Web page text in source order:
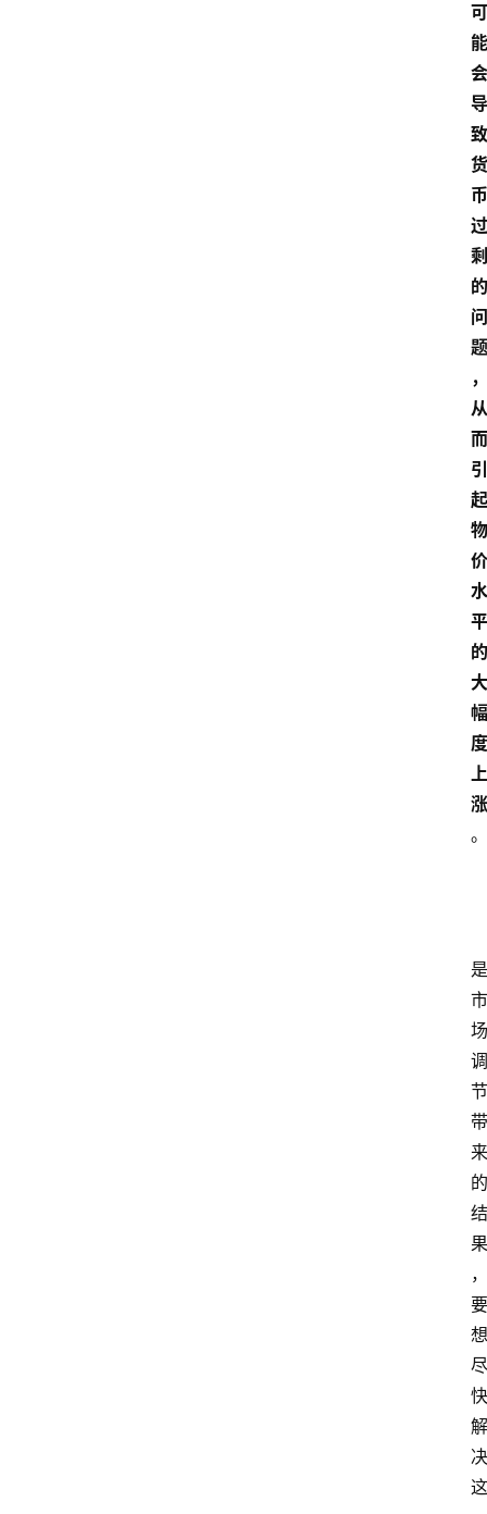
可
能
会
导
致
货
币
过
剩
的
问
题
，
从
而
引
起
物
价
水
平
的
大
幅
度
上
涨
。
是
市
场
调
节
带
来
的
结
果
，
要
想
尽
快
解
决
这